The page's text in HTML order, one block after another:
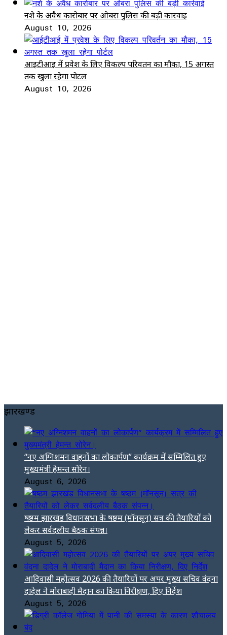
नशे के अवैध कारोबार पर ओबरा पुलिस की बड़ी कार्रवाई
August 10, 2026
आईटीआई में प्रवेश के लिए विकल्प परिवर्तन का मौका, 15 अगस्त
तक खुला रहेगा पोर्टल
August 10, 2026
झारखण्ड
“नए अग्निशमन वाहनों का लोकार्पण” कार्यक्रम में सम्मिलित हुए
मुख्यमंत्री हेमन्त सोरेन।
August 6, 2026
षष्ठम झारखंड विधानसभा के षष्ठम (मॉनसून) सत्र की तैयारियों को
लेकर सर्वदलीय बैठक संपन्न।
August 5, 2026
आदिवासी महोत्सव 2026 की तैयारियों पर अपर मुख्य सचिव वंदना
दादेल ने मोराबादी मैदान का किया निरीक्षण, दिए निर्देश
August 5, 2026